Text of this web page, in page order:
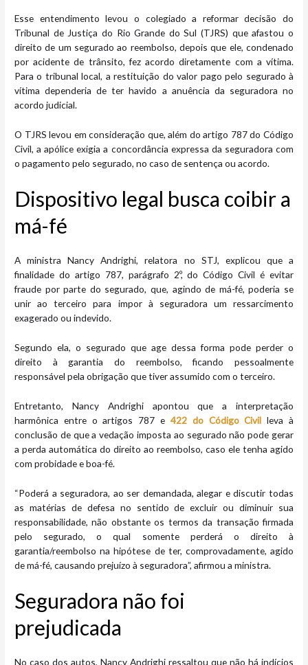
Esse entendimento levou o colegiado a reformar decisão do
Tribunal de Justiça do Rio Grande do Sul (TJRS) que afastou o
direito de um segurado ao reembolso, depois que ele, condenado
por acidente de trânsito, fez acordo diretamente com a vítima.
Para o tribunal local, a restituição do valor pago pelo segurado à
vítima dependeria de ter havido a anuência da seguradora no
acordo judicial.
O TJRS levou em consideração que, além do artigo 787 do Código
Civil, a apólice exigia a concordância expressa da seguradora com
o pagamento pelo segurado, no caso de sentença ou acordo.
Dispositivo legal busca coibir a
má-fé
A ministra Nancy Andrighi, relatora no STJ, explicou que a
finalidade do artigo 787, parágrafo 2º, do Código Civil é evitar
fraude por parte do segurado, que, agindo de má-fé, poderia se
unir ao terceiro para impor à seguradora um ressarcimento
exagerado ou indevido.
Segundo ela, o segurado que age dessa forma pode perder o
direito à garantia do reembolso, ficando pessoalmente
responsável pela obrigação que tiver assumido com o terceiro.
Entretanto, Nancy Andrighi apontou que a interpretação
harmônica entre o artigos 787 e 422 do Código Civil leva à
conclusão de que a vedação imposta ao segurado não pode gerar
a perda automática do direito ao reembolso, caso ele tenha agido
com probidade e boa-fé.
“Poderá a seguradora, ao ser demandada, alegar e discutir todas
as matérias de defesa no sentido de excluir ou diminuir sua
responsabilidade, não obstante os termos da transação firmada
pelo segurado, o qual somente perderá o direito à
garantia/reembolso na hipótese de ter, comprovadamente, agido
de má-fé, causando prejuízo à seguradora”, afirmou a ministra.
Seguradora não foi
prejudicada
No caso dos autos, Nancy Andrighi ressaltou que não há indícios